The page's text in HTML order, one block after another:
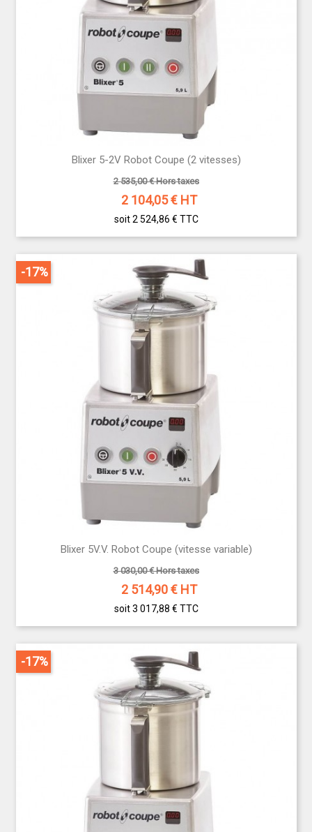
Blixer 5-2V Robot Coupe (2 vitesses)
2 535,00 € Hors taxes
2 104,05€ HT
soit 2 524,86 € TTC
Blixer 5V.V. Robot Coupe (vitesse variable)
3 030,00 € Hors taxes
2 514,90€ HT
soit 3 017,88 € TTC
-17%
-17%